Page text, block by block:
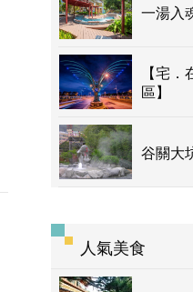
一湯入
【宅
區】
谷關大
人氣美食